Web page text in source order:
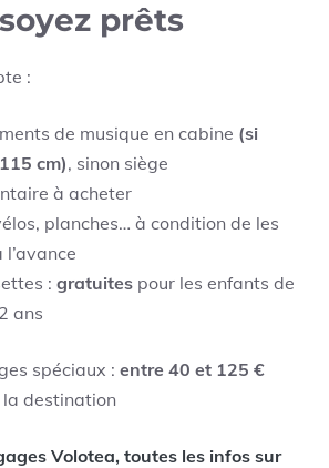
prêts
:
de musique en cabine (si
cm), sinon siège
à acheter
planches… à condition de les
: gratuites pour les enfants de
ans
spéciaux : entre 40 et 125 €
la destination
Volotea, toutes les infos sur